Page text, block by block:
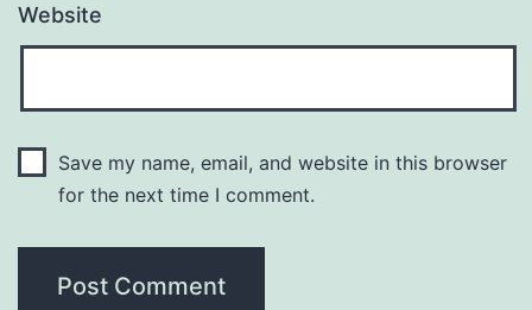
Website
Save my name, email, and website in this browser
for the next time I comment.